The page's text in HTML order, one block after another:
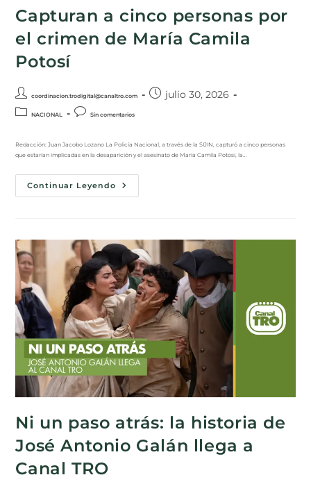
Capturan a cinco personas por
el crimen de María Camila
Potosí
coordinacion.trodigital@canaltro.com julio 30, 2026
NACIONAL Sin comentarios
Redacción: Juan Jacobo Lozano La Policía Nacional, a través de la SIJIN, capturó a cinco personas
que estarían implicadas en la desaparición y el asesinato de María Camila Potosí, la…
Continuar Leyendo
Ni un paso atrás: la historia de
José Antonio Galán llega a
Canal TRO